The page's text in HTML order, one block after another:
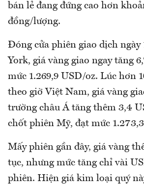
bán lẻ đang đứng cao hơn
đồng/lượng.
Đóng cửa phiên giao dịch ngày
York, giá vàng giao ngay tăng
mức 1.269,9 USD/oz. Lúc hơn
theo giờ Việt Nam, giá vàng
trường châu Á tăng thêm 3,4
chốt phiên Mỹ, đạt mức
Mấy phiên gần đây, giá vàng
tục, nhưng mức tăng chỉ vài
phiên. Hiện giá kim loại quý